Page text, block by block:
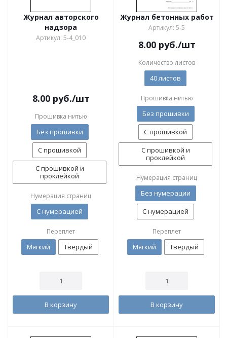
Журнал авторского
надзора
Артикул: 5-4_010
8.00руб./шт
Прошивка нитью
Без прошивки
С прошивкой
С прошивкой и
проклейкой
Нумерация страниц
С нумерацией
Переплет
Мягкий Твердый
В корзину
Журнал бетонных работ
Артикул: 5-5
8.00руб./шт
Количество листов
40 листов
Прошивка нитью
Без прошивки
С прошивкой
С прошивкой и
проклейкой
Нумерация страниц
Без нумерации
С нумерацией
Переплет
Мягкий Твердый
В корзину